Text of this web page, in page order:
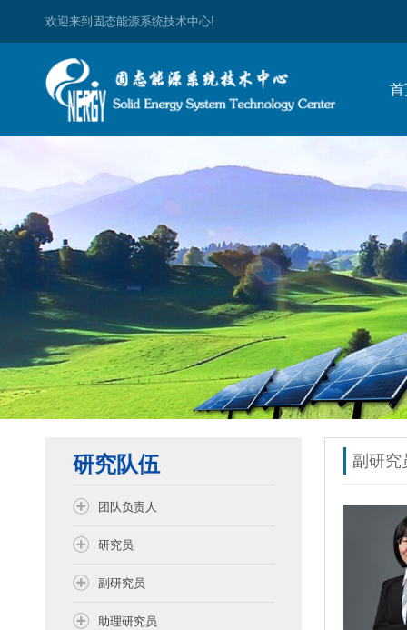
欢迎来到固态能源系统技术中心!
首
研究队伍
团队负责人
研究员
副研究员
助理研究员
副研究